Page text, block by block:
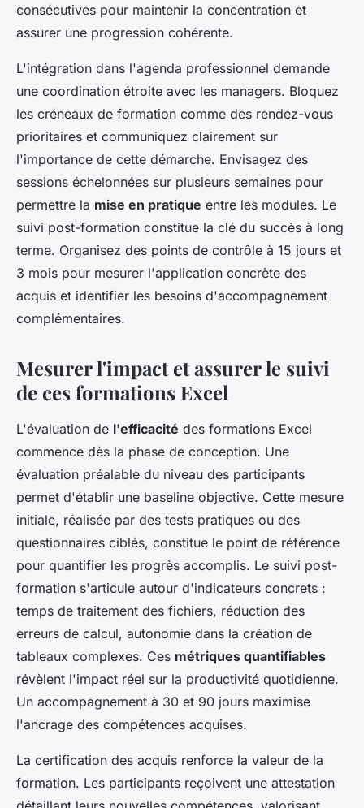
consécutives pour maintenir la concentration et
assurer une progression cohérente.
L'intégration dans l'agenda professionnel demande
une coordination étroite avec les managers. Bloquez
les créneaux de formation comme des rendez-vous
prioritaires et communiquez clairement sur
l'importance de cette démarche. Envisagez des
sessions échelonnées sur plusieurs semaines pour
permettre la mise en pratique entre les modules. Le
suivi post-formation constitue la clé du succès à long
terme. Organisez des points de contrôle à 15 jours et
3 mois pour mesurer l'application concrète des
acquis et identifier les besoins d'accompagnement
complémentaires.
Mesurer l'impact et assurer le suivi
de ces formations Excel
L'évaluation de l'efficacité des formations Excel
commence dès la phase de conception. Une
évaluation préalable du niveau des participants
permet d'établir une baseline objective. Cette mesure
initiale, réalisée par des tests pratiques ou des
questionnaires ciblés, constitue le point de référence
pour quantifier les progrès accomplis. Le suivi post-
formation s'articule autour d'indicateurs concrets :
temps de traitement des fichiers, réduction des
erreurs de calcul, autonomie dans la création de
tableaux complexes. Ces métriques quantifiables
révèlent l'impact réel sur la productivité quotidienne.
Un accompagnement à 30 et 90 jours maximise
l'ancrage des compétences acquises.
La certification des acquis renforce la valeur de la
formation. Les participants reçoivent une attestation